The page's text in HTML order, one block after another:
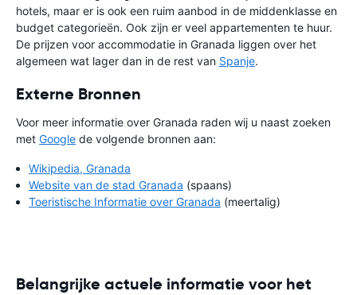
hotels, maar er is ook een ruim aanbod in de middenklasse en
budget categorieën. Ook zijn er veel appartementen te huur.
De prijzen voor accommodatie in Granada liggen over het
algemeen wat lager dan in de rest van Spanje.
Externe Bronnen
Voor meer informatie over Granada raden wij u naast zoeken
met Google de volgende bronnen aan:
Wikipedia, Granada
Website van de stad Granada (spaans)
Toeristische Informatie over Granada (meertalig)
Belangrijke actuele informatie voor het